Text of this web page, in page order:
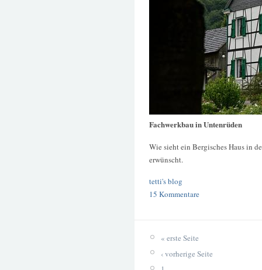
Fachwerkbau in Untenrüden
Wie sieht ein Bergisches Haus in
erwünscht.
tetti's blog
15 Kommentare
« erste Seite
‹ vorherige Seite